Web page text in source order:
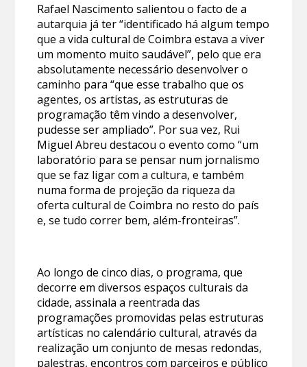
Rafael Nascimento salientou o facto de a
autarquia já ter “identificado há algum tempo
que a vida cultural de Coimbra estava a viver
um momento muito saudável”, pelo que era
absolutamente necessário desenvolver o
caminho para “que esse trabalho que os
agentes, os artistas, as estruturas de
programação têm vindo a desenvolver,
pudesse ser ampliado”. Por sua vez, Rui
Miguel Abreu destacou o evento como “um
laboratório para se pensar num jornalismo
que se faz ligar com a cultura, e também
numa forma de projeção da riqueza da
oferta cultural de Coimbra no resto do país
e, se tudo correr bem, além-fronteiras”.
Ao longo de cinco dias, o programa, que
decorre em diversos espaços culturais da
cidade, assinala a reentrada das
programações promovidas pelas estruturas
artísticas no calendário cultural, através da
realização um conjunto de mesas redondas,
palestras, encontros com parceiros e público